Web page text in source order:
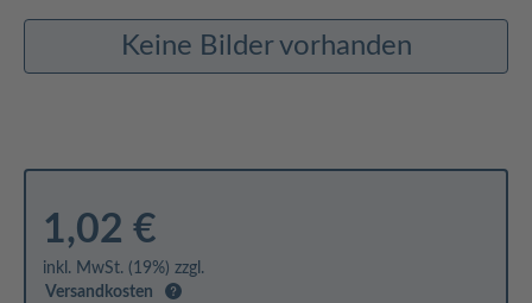
Keine Bilder vorhanden
1,02 €
inkl. MwSt. (19%) zzgl.
Versandkosten